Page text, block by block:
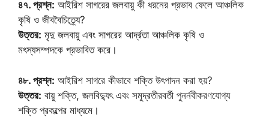
৪৭. প্রশ্ন: আইরিশ সাগরের জলবায়ু কী ধরনের প্রভাব ফেলে আঞ্চলিক
কৃষি ও জীববৈচিত্র্যে?
উত্তর: মৃদু জলবায়ু এবং সাগরের আর্দ্রতা আঞ্চলিক কৃষি ও
মৎস্যসম্পদকে প্রভাবিত করে।
৪৮. প্রশ্ন: আইরিশ সাগরে কীভাবে শক্তি উৎপাদন করা হয়?
উত্তর: বায়ু শক্তি, জলবিদ্যুৎ এবং সমুদ্রতীরবর্তী পুনর্নবীকরণযোগ্য
শক্তি প্রকল্পের মাধ্যমে।